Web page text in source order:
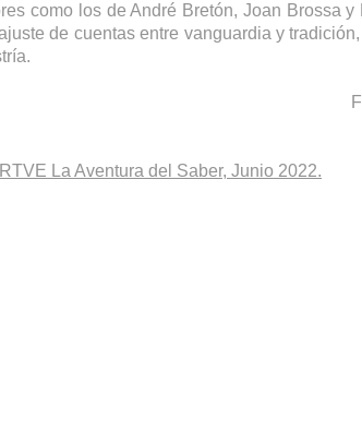
como los de André Bretón, Joan Brossa
de cuentas entre vanguardia y
La Aventura del Saber, Junio 2022.